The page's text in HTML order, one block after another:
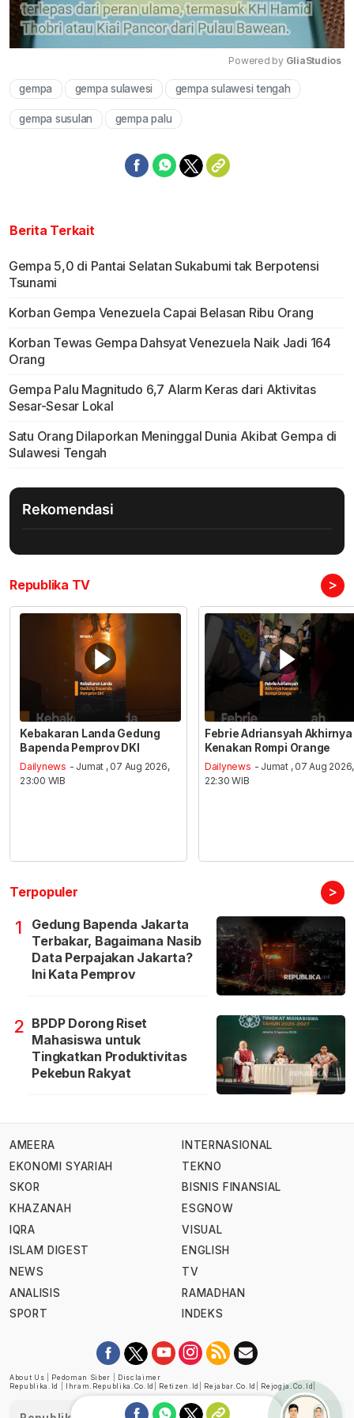
Mute
Powered by GliaStudios
gempa gempa sulawesi gempa sulawesi tengah
gempa susulan gempa palu
Berita Terkait
Gempa 5,0 di Pantai Selatan Sukabumi tak Berpotensi
Tsunami
Korban Gempa Venezuela Capai Belasan Ribu Orang
Korban Tewas Gempa Dahsyat Venezuela Naik Jadi 164
Orang
Gempa Palu Magnitudo 6,7 Alarm Keras dari Aktivitas
Sesar-Sesar Lokal
Satu Orang Dilaporkan Meninggal Dunia Akibat Gempa di
Sulawesi Tengah
Rekomendasi
Republika TV >
Kebakaran Landa Gedung
Bapenda Pemprov DKI
Dailynews - Jumat , 07 Aug 2026,
23:00 WIB
Febrie Adriansyah Akhirnya
Kenakan Rompi Orange
Dailynews - Jumat , 07 Aug 2026,
22:30 WIB
Terpopuler >
1
Gedung Bapenda Jakarta
Terbakar, Bagaimana Nasib
Data Perpajakan Jakarta?
Ini Kata Pemprov
2 BPDP Dorong Riset
Mahasiswa untuk
Tingkatkan Produktivitas
Pekebun Rakyat
AMEERA
EKONOMI SYARIAH
SKOR
KHAZANAH
IQRA
ISLAM DIGEST
NEWS
ANALISIS
SPORT
INTERNASIONAL
TEKNO
BISNIS FINANSIAL
ESGNOW
VISUAL
ENGLISH
TV
RAMADHAN
INDEKS
About Us Pedoman Siber
Disclaimer
Republika.id
Ihram.republika.co.id Retizen.id Rejabar.co.id Rejogja.co.id